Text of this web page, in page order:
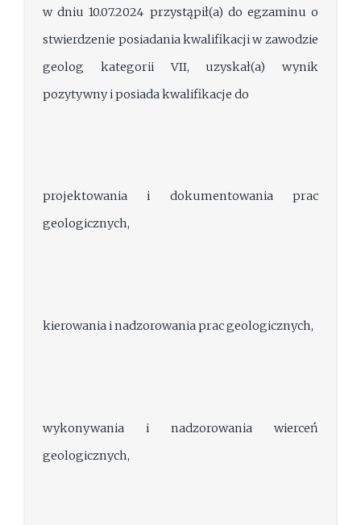
w dniu 10.07.2024 przystąpił(a) do egzaminu o
stwierdzenie posiadania kwalifikacji w zawodzie
geolog kategorii VII, uzyskał(a) wynik
pozytywny i posiada kwalifikacje do
projektowania i dokumentowania prac
geologicznych,
kierowania i nadzorowania prac geologicznych,
wykonywania i nadzorowania wierceń
geologicznych,